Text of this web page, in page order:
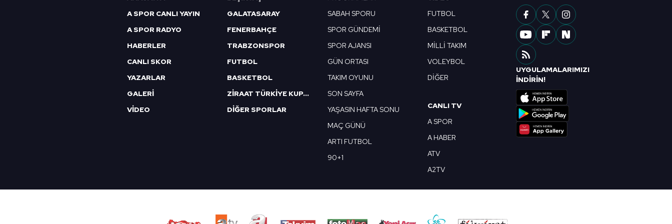
mevzuata uygun olarak kullanılan çerezlerle ilgili bilgi almak için lütfentıklayınız
A SPOR CANLI YAYIN
A SPOR RADYO
HABERLER
CANLI SKOR
YAZARLAR
GALERİ
VİDEO
GALATASARAY
FENERBAHÇE
TRABZONSPOR
FUTBOL
BASKETBOL
ZİRAAT TÜRKİYE KUPASI
DİĞER SPORLAR
SABAH SPORU
SPOR GÜNDEMİ
SPOR AJANSI
GÜN ORTASI
TAKIM OYUNU
SON SAYFA
YAŞASIN HAFTA SONU
MAÇ GÜNÜ
ARTI FUTBOL
90+1
FUTBOL
BASKETBOL
MİLLİ TAKIM
VOLEYBOL
DİĞER
CANLI TV
A SPOR
A HABER
ATV
A2TV
UYGULAMALARIMIZI
İNDİRİN!